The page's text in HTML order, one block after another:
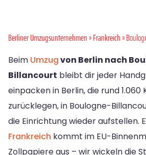
Berliner Umzugsunternehmen»Frankreich»
Beim Umzugvon Berlin nach
Billancourt bleibt dir jeder
einpacken in Berlin, die rund
zurücklegen, in Boulogne-
die Einrichtung wieder aufstellen.
Frankreich kommt im EU-
Zollpapiere aus – wir wickeln die